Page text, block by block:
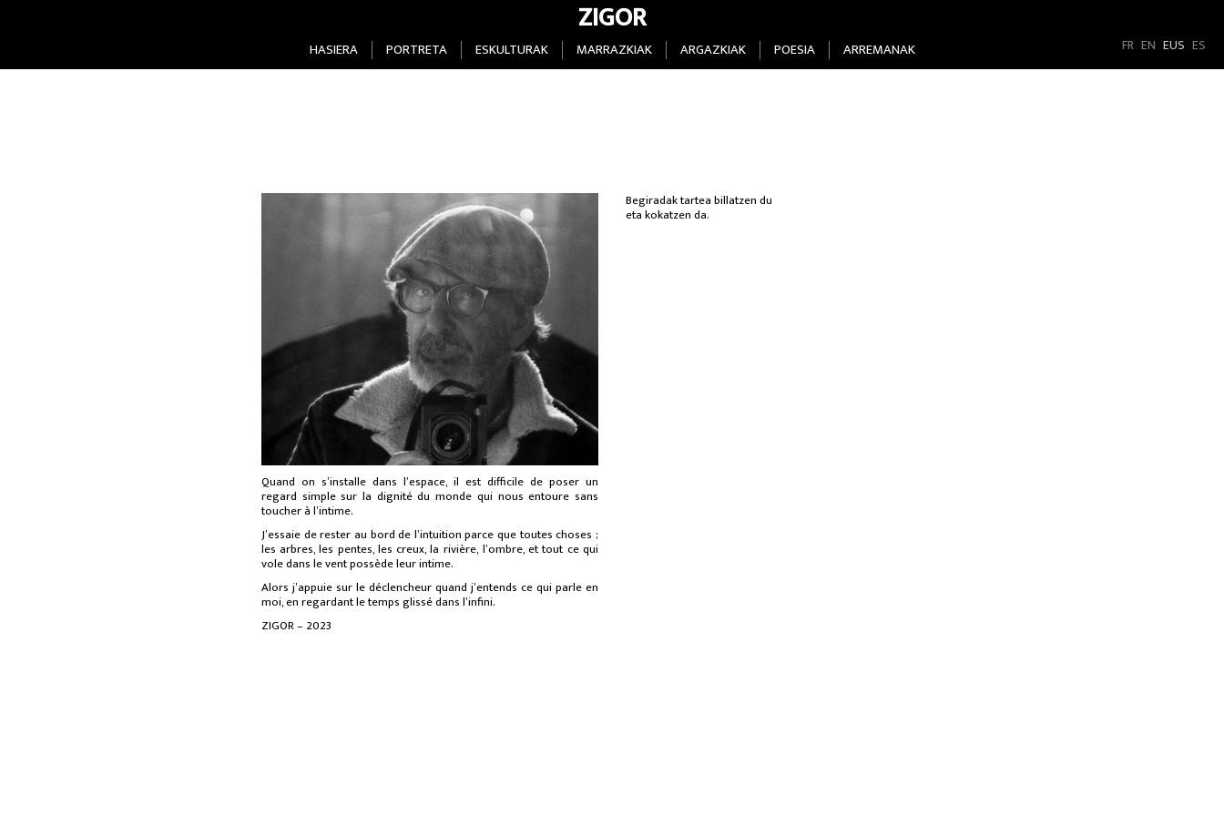
ZIGOR
HASIERA PORTRETA ESKULTURAK MARRAZKIAK ARGAZKIAK POESIA ARREMANAK FR EN EUS ES
Quand on s’installe dans l’espace, il estdifficile de poser un
regard simple sur la dignité du monde qui nous entoure sans
toucher à l’intime.
J’essaie de rester au bord de l’intuition parce que toutes choses ;
les arbres, les pentes, les creux, la rivière, l’ombre,et tout ce qui
vole dans le vent possède leur intime.
Alors j’appuie sur le déclencheur quand j’entends ce qui parle en
moi, enregardantle temps glissé dansl’infini.
ZIGOR – 2023
Begiradak tartea billatzen du
eta kokatzen da.